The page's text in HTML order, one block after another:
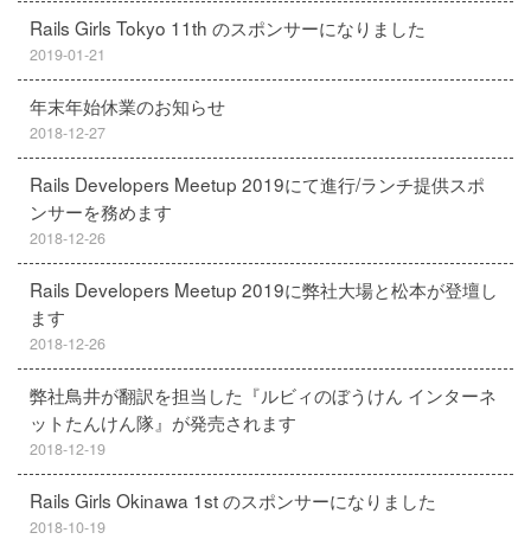
Rails Girls Tokyo 11th のスポンサーになりました
2019-01-21
年末年始休業のお知らせ
2018-12-27
Rails Developers Meetup 2019にて進行/ランチ提供スポ
ンサーを務めます
2018-12-26
Rails Developers Meetup 2019に弊社大場と松本が登壇し
ます
2018-12-26
弊社鳥井が翻訳を担当した『ルビィのぼうけん インターネ
ットたんけん隊』が発売されます
2018-12-19
Rails Girls Okinawa 1st のスポンサーになりました
2018-10-19